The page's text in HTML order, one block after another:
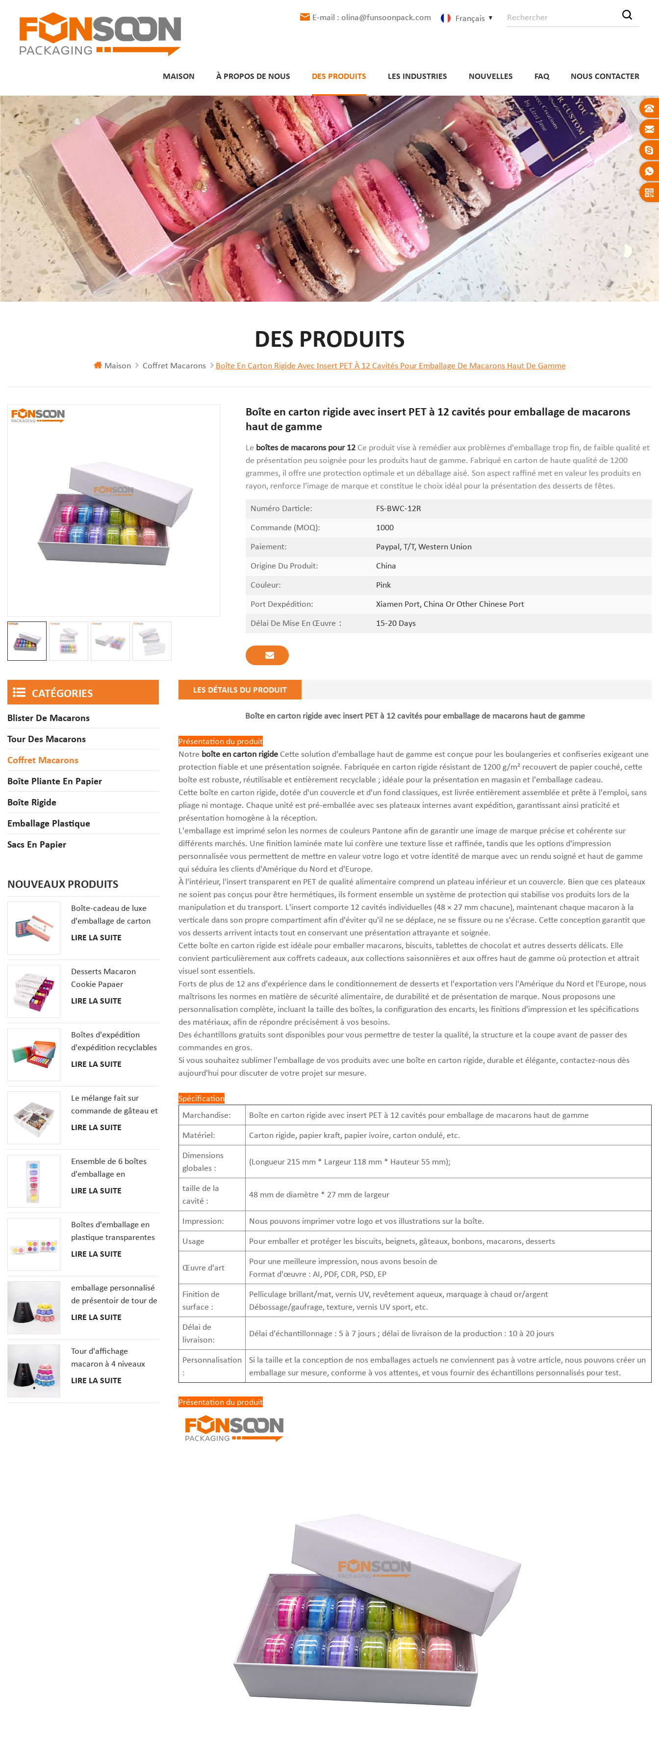
E-mail : olina@funsoonpack.com Français
MAISON À PROPOS DE NOUS DES PRODUITS LES INDUSTRIES NOUVELLES FAQ NOUS CONTACTER
DES PRODUITS
Maison Coffret Macarons Boîte En Carton Rigide Avec Insert PET À 12 Cavités Pour Emballage De Macarons Haut De Gamme
Boîte en carton rigide avec insert PET à 12 cavités pour emballage de macarons
haut de gamme
Le boîtes de macarons pour 12 Ce produit vise à remédier aux problèmes d'emballage trop fin, de faible qualité et
de présentation peu soignée pour les produits haut de gamme. Fabriqué en carton de haute qualité de 1200
grammes, il offre une protection optimale et un déballage aisé. Son aspect raffiné met en valeur les produits en
rayon, renforce l'image de marque et constitue le choix idéal pour la présentation des desserts de fêtes.
Numéro Darticle:
FS-BWC-12R
Commande (MOQ):
1000
Paiement:
Paypal, T/T, Western Union
Origine Du Produit:
China
Couleur:
Pink
Port Dexpédition:
Xiamen Port, China Or Other Chinese Port
Délai De Mise En Œuvre：
15-20 Days
LES DÉTAILS DU PRODUIT
Boîte en carton rigide avec insert PET à 12 cavités pour emballage de macarons haut de gamme
Présentation du produit
Notre boîte en carton rigide Cette solution d'emballage haut de gamme est conçue pour les boulangeries et confiseries exigeant une
protection fiable et une présentation soignée. Fabriquée en carton rigide résistant de 1200 g/m² recouvert de papier couché, cette
boîte est robuste, réutilisable et entièrement recyclable ; idéale pour la présentation en magasin et l'emballage cadeau.
Cette boîte en carton rigide, dotée d'un couvercle et d'un fond classiques, est livrée entièrement assemblée et prête à l'emploi, sans
pliage ni montage. Chaque unité est pré-emballée avec ses plateaux internes avant expédition, garantissant ainsi praticité et
présentation homogène à la réception.
L'emballage est imprimé selon les normes de couleurs Pantone afin de garantir une image de marque précise et cohérente sur
différents marchés. Une finition laminée mate lui confère une texture lisse et raffinée, tandis que les options d'impression
personnalisée vous permettent de mettre en valeur votre logo et votre identité de marque avec un rendu soigné et haut de gamme
qui séduira les clients d'Amérique du Nord et d'Europe.
À l'intérieur, l'insert transparent en PET de qualité alimentaire comprend un plateau inférieur et un couvercle. Bien que ces plateaux
ne soient pas conçus pour être hermétiques, ils forment ensemble un système de protection qui stabilise vos produits lors de la
manipulation et du transport. L'insert comporte 12 cavités individuelles (48 × 27 mm chacune), maintenant chaque macaron à la
verticale dans son propre compartiment afin d'éviter qu'il ne se déplace, ne se fissure ou ne s'écrase. Cette conception garantit que
vos desserts arrivent intacts tout en conservant une présentation attrayante et soignée.
Cette boîte en carton rigide est idéale pour emballer macarons, biscuits, tablettes de chocolat et autres desserts délicats. Elle
convient particulièrement aux coffrets cadeaux, aux collections saisonnières et aux offres haut de gamme où protection et attrait
visuel sont essentiels.
Forts de plus de 12 ans d'expérience dans le conditionnement de desserts et l'exportation vers l'Amérique du Nord et l'Europe, nous
maîtrisons les normes en matière de sécurité alimentaire, de durabilité et de présentation de marque. Nous proposons une
personnalisation complète, incluant la taille des boîtes, la configuration des encarts, les finitions d'impression et les spécifications
des matériaux, afin de répondre précisément à vos besoins.
Des échantillons gratuits sont disponibles pour vous permettre de tester la qualité, la structure et la coupe avant de passer des
commandes en gros.
Si vous souhaitez sublimer l'emballage de vos produits avec une boîte en carton rigide, durable et élégante, contactez-nous dès
aujourd'hui pour discuter de votre projet sur mesure.
Spécification
Marchandise:
Boîte en carton rigide avec insert PET à 12 cavités pour emballage de macarons haut de gamme
Matériel:
Carton rigide, papier kraft, papier ivoire, carton ondulé, etc.
Dimensions
globales :
(Longueur 215 mm * Largeur 118 mm * Hauteur 55 mm);
taille de la
cavité :
48 mm de diamètre * 27 mm de largeur
Impression:
Nous pouvons imprimer votre logo et vos illustrations sur la boîte.
Usage
Pour emballer et protéger les biscuits, beignets, gâteaux, bonbons, macarons, desserts
Œuvre d'art
Pour une meilleure impression, nous avons besoin de
Format d'œuvre : AI, PDF, CDR, PSD, EP
Finition de
surface :
Pelliculage brillant/mat, vernis UV, revêtement aqueux, marquage à chaud or/argent
Débossage/gaufrage, texture, vernis UV sport, etc.
Délai de
livraison:
Délai d'échantillonnage : 5 à 7 jours ; délai de livraison de la production : 10 à 20 jours
Personnalisation
:
Si la taille et la conception de nos emballages actuels ne conviennent pas à votre article, nous pouvons créer un
emballage sur mesure, conforme à vos attentes, et vous fournir des échantillons personnalisés pour test.
Présentation du produit
CATÉGORIES
Blister De Macarons
Tour Des Macarons
Coffret Macarons
Boîte Pliante En Papier
Boîte Rigide
Emballage Plastique
Sacs En Papier
NOUVEAUX PRODUITS
Boîte-cadeau de luxe
d'emballage de carton
de biscuits de macaron
insertions
LIRE LA SUITE
Desserts Macaron
Cookie Papaer
Emballage Coffrets
LIRE LA SUITE
Boîtes d'expédition
d'expédition recyclables
pour la boîte en carton
macaron de beignet de
dessert
LIRE LA SUITE
Le mélange fait sur
commande de gâteau et
de petit gâteau de
de pâtisseries avec la
fenêtre claire
LIRE LA SUITE
Ensemble de 6 boîtes
d'emballage en
plastique transparent
français
LIRE LA SUITE
Boîtes d'emballage en
plastique transparentes
de biscuit de macarons
d'insertions
LIRE LA SUITE
emballage personnalisé
de présentoir de tour de
macaron à 3 niveaux
LIRE LA SUITE
Tour d'affichage
macaron à 4 niveaux
avec couverture en
LIRE LA SUITE